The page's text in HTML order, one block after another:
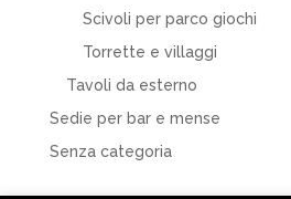
Scivoli per parco giochi
Torrette e villaggi
Tavoli da esterno
Sedie per bar e mense
Senza categoria